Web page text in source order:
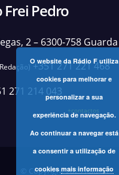
Frei Pedro
2 – 6300-758 Guarda
+351 271 221 468
271 214 043
+contactos
© Copyright 2025 Rádio F
O website da Rádio F utiliza
cookies para melhorar e
personalizar a sua
experiência de navegação.
Ao continuar a navegar está
a consentir a utilização de
cookiesmais informação